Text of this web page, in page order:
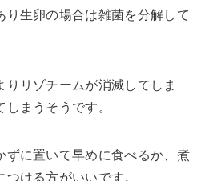
り生卵の場合は雑菌を分解して
りリゾチームが消滅してしま
しまうそうです。
ずに置いて早めに食べるか、煮
ける方がいいです。